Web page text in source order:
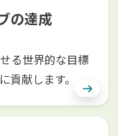
の達成
る世界的な目標
貢献します。